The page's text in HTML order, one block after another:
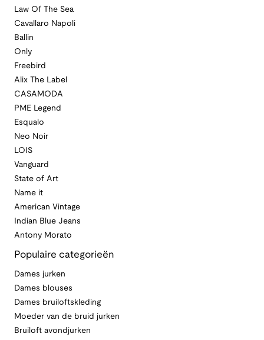
Law Of The Sea
Cavallaro Napoli
Ballin
Only
Freebird
Alix The Label
CASAMODA
PME Legend
Esqualo
Neo Noir
LOIS
Vanguard
State of Art
Name it
American Vintage
Indian Blue Jeans
Antony Morato
Populaire categorieën
Dames jurken
Dames blouses
Dames bruiloftskleding
Moeder van de bruid jurken
Bruiloft avondjurken